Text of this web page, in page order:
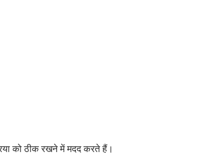
को ठीक रखने में मदद करते हैं।